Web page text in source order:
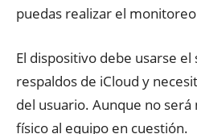
puedas realizar el
El dispositivo debe usarse
respaldos de iCloud y
del usuario. Aunque no
físico al equipo en cuestión.